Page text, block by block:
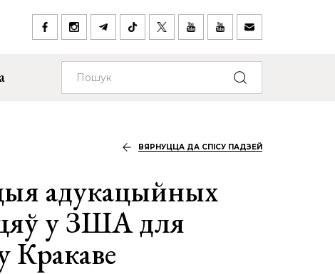
ВЯРНУЦЦА ДА СПІСУ ПАДЗЕЙ
адукацыйных
у ЗША для
Кракаве